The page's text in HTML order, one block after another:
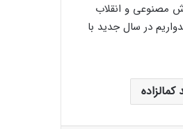
مصنوعی و انقلاب
در سال جدید با